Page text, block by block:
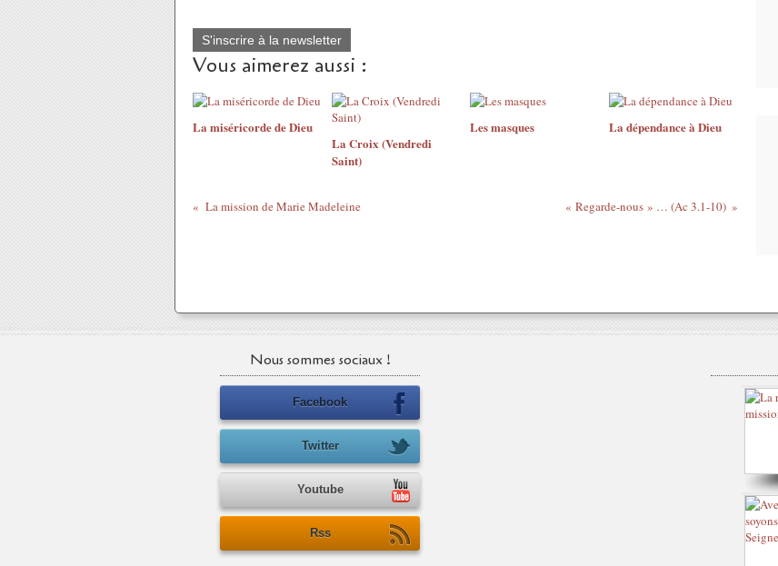
S'inscrire à la newsletter
Vous aimerez aussi :
La miséricorde de Dieu
La Croix (Vendredi
Saint)
Les masques La dépendance à Dieu
La mission de Marie Madeleine « Regarde-nous » … (Ac 3.1-10)
Nous sommes sociaux !
Facebook
Twitter
Youtube
Rss